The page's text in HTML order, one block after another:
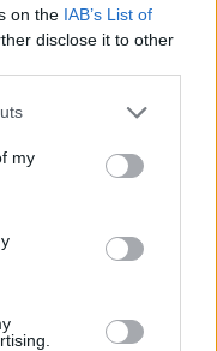
on the IAB’s List of
disclose it to other
one or more Google
You may click to
third-party tags to
in below Google
my